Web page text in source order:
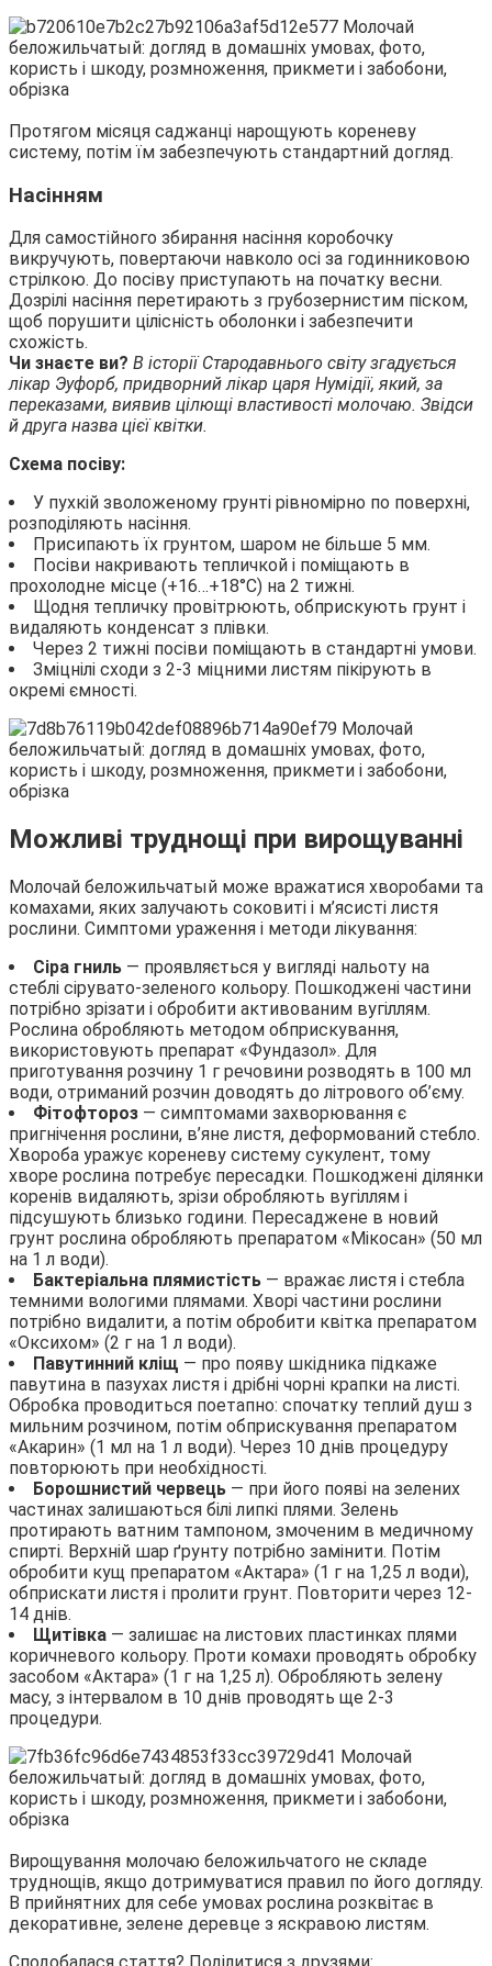
Протягом місяця саджанці нарощують кореневу
систему, потім їм забезпечують стандартний догляд.
Насінням
Для самостійного збирання насіння коробочку
викручують, повертаючи навколо осі за годинниковою
стрілкою. До посіву приступають на початку весни.
Дозрілі насіння перетирають з грубозернистим піском,
щоб порушити цілісність оболонки і забезпечити
схожість.
Чи знаєте ви? В історії Стародавнього світу згадується
лікар Эуфорб, придворний лікар царя Нумідії, який, за
переказами, виявив цілющі властивості молочаю. Звідси
й друга назва цієї квітки.
Схема посіву:
У пухкій зволоженому грунті рівномірно по поверхні,
розподіляють насіння.
Присипають їх грунтом, шаром не більше 5 мм.
Посіви накривають тепличкой і поміщають в
прохолодне місце (+16…+18°С) на 2 тижні.
Щодня тепличку провітрюють, обприскують грунт і
видаляють конденсат з плівки.
Через 2 тижні посіви поміщають в стандартні умови.
Зміцнілі сходи з 2-3 міцними листям пікірують в
окремі ємності.
Можливі труднощі при вирощуванні
Молочай беложильчатый може вражатися хворобами та
комахами, яких залучають соковиті і м’ясисті листя
рослини. Симптоми ураження і методи лікування:
Сіра гниль — проявляється у вигляді нальоту на
стеблі сірувато-зеленого кольору. Пошкоджені частини
потрібно зрізати і обробити активованим вугіллям.
Рослина обробляють методом обприскування,
використовують препарат «Фундазол». Для
приготування розчину 1 г речовини розводять в 100 мл
води, отриманий розчин доводять до літрового об’єму.
Фітофтороз — симптомами захворювання є
пригнічення рослини, в’яне листя, деформований стебло.
Хвороба уражує кореневу систему сукулент, тому
хворе рослина потребує пересадки. Пошкоджені ділянки
коренів видаляють, зрізи обробляють вугіллям і
підсушують близько години. Пересаджене в новий
грунт рослина обробляють препаратом «Мікосан» (50 мл
на 1 л води).
Бактеріальна плямистість — вражає листя і стебла
темними вологими плямами. Хворі частини рослини
потрібно видалити, а потім обробити квітка препаратом
«Оксихом» (2 г на 1 л води).
Павутинний кліщ — про появу шкідника підкаже
павутина в пазухах листя і дрібні чорні крапки на листі.
Обробка проводиться поетапно: спочатку теплий душ з
мильним розчином, потім обприскування препаратом
«Акарин» (1 мл на 1 л води). Через 10 днів процедуру
повторюють при необхідності.
Борошнистий червець — при його появі на зелених
частинах залишаються білі липкі плями. Зелень
протирають ватним тампоном, змоченим в медичному
спирті. Верхній шар ґрунту потрібно замінити. Потім
обробити кущ препаратом «Актара» (1 г на 1,25 л води),
обприскати листя і пролити грунт. Повторити через 12-
14 днів.
Щитівка — залишає на листових пластинках плями
коричневого кольору. Проти комахи проводять обробку
засобом «Актара» (1 г на 1,25 л). Обробляють зелену
масу, з інтервалом в 10 днів проводять ще 2-3
процедури.
Вирощування молочаю беложильчатого не складе
труднощів, якщо дотримуватися правил по його догляду.
В прийнятних для себе умовах рослина розквітає в
декоративне, зелене деревце з яскравою листям.